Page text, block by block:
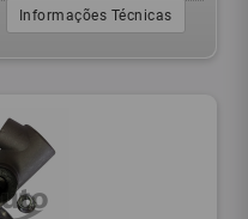
Informações Técnicas